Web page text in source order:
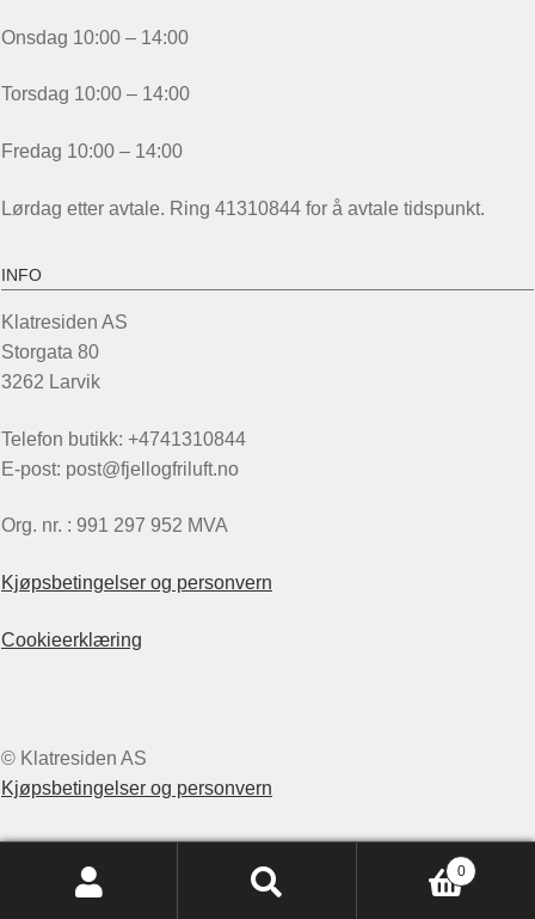
Onsdag 10:00 – 14:00
Torsdag 10:00 – 14:00
Fredag 10:00 – 14:00
Lørdag etter avtale. Ring 41310844 for å avtale tidspunkt.
INFO
Klatresiden AS
Storgata 80
3262 Larvik
Telefon butikk: +4741310844
E-post: post@fjellogfriluft.no
Org. nr. : 991 297 952 MVA
Kjøpsbetingelser og personvern
Cookieerklæring
© Klatresiden AS
Kjøpsbetingelser og personvern
0